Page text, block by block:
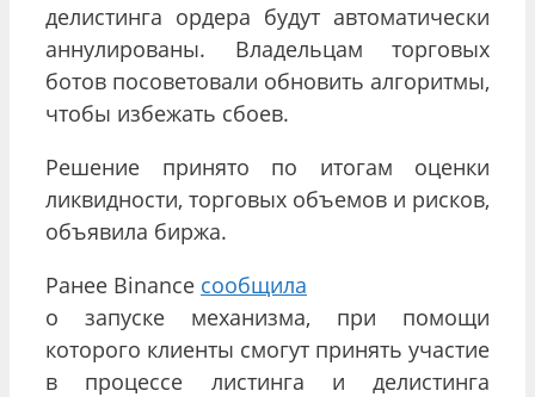
делистинга ордера будут автоматически
аннулированы. Владельцам торговых
ботов посоветовали обновить алгоритмы,
чтобы избежать сбоев.
Решение принято по итогам оценки
ликвидности, торговых объемов и рисков,
объявила биржа.
Ранее Binance сообщила
о запуске механизма, при помощи
которого клиенты смогут принять участие
в процессе листинга и делистинга